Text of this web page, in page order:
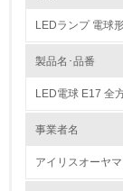
1.環境取り
LEDランプ 電球
製品名･品番
LED電球 E17 全
事業者名
アイリスオーヤマ